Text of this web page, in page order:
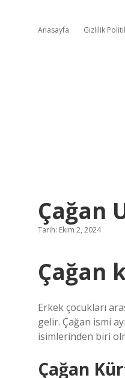
Anasayfa Gizlilik
Çağan
Tarih: Ekim 2, 2024
Çağan
Erkek çocukları
gelir. Çağan ismi
isimlerinden biri
Çağan